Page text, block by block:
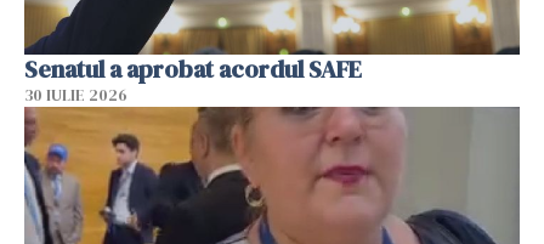
Senatul a aprobat acordul SAFE
30 IULIE 2026